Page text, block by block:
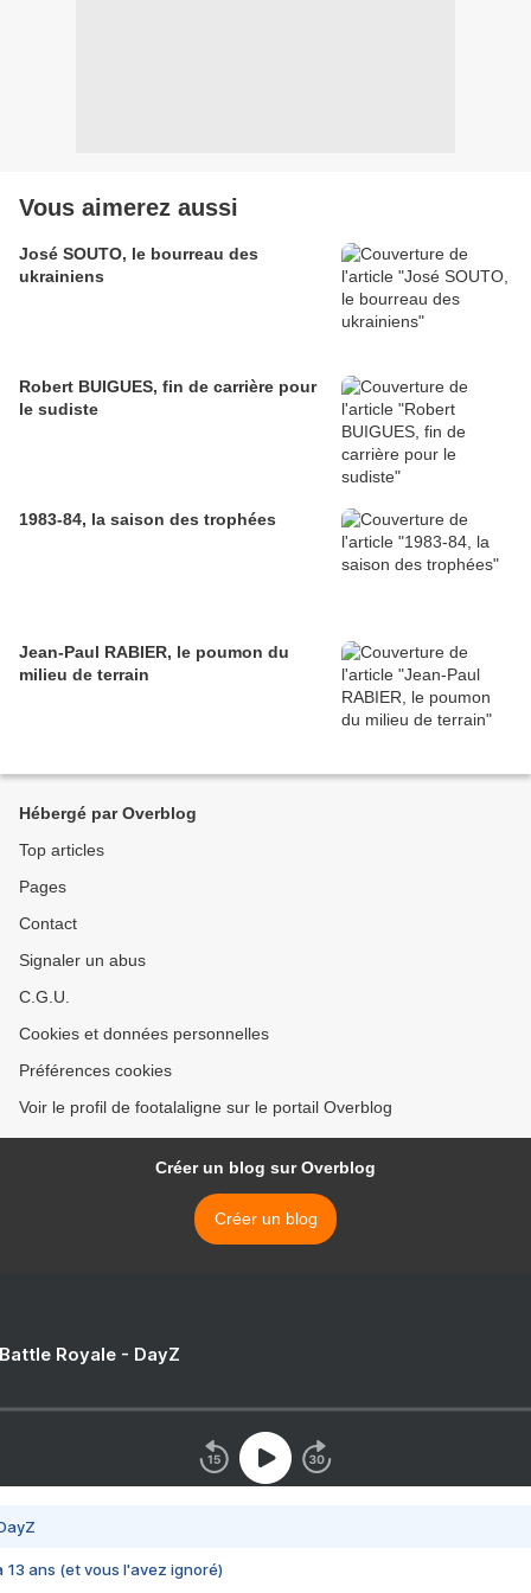
Vous aimerez aussi
José SOUTO, le bourreau des
ukrainiens
Robert BUIGUES, fin de carrière pour
le sudiste
1983-84, la saison des trophées
Jean-Paul RABIER, le poumon du
milieu de terrain
Hébergé par Overblog
Top articles
Pages
Contact
Signaler un abus
C.G.U.
Cookies et données personnelles
Préférences cookies
Voir le profil de footalaligne sur le portail Overblog
Créer un blog sur Overblog
Créer un blog
Royale - DayZ
13 ans (et vous l'avez ignoré)